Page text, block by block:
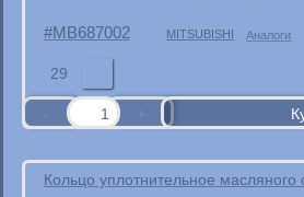
MB687002 MITSUBISHI Аналоги
29
Кольцо уплотнительное масляного